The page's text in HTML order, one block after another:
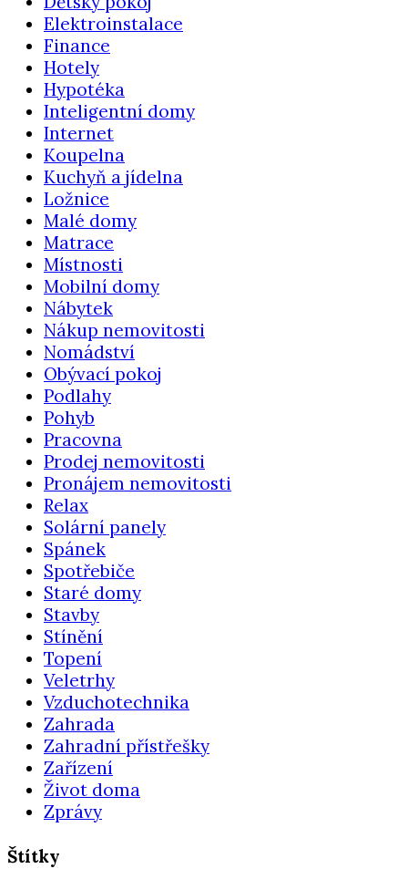
Elektroinstalace
Finance
Hotely
Hypotéka
Inteligentní domy
Internet
Koupelna
Kuchyň a jídelna
Ložnice
Malé domy
Matrace
Místnosti
Mobilní domy
Nábytek
Nákup nemovitosti
Nomádství
Obývací pokoj
Podlahy
Pohyb
Pracovna
Prodej nemovitosti
Pronájem nemovitosti
Relax
Solární panely
Spánek
Spotřebiče
Staré domy
Stavby
Stínění
Topení
Veletrhy
Vzduchotechnika
Zahrada
Zahradní přístřešky
Zařízení
Život doma
Zprávy
Štítky